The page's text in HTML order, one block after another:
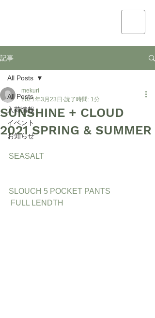
記事
All Posts
入荷情報
イベント
お知らせ
All Posts
SUNSHINE + CLOUD
2021 SPRING & SUMMER
mekuri
2021年3月23日 読了時間: 1分
SEASALT
SLOUCH 5 POCKET PANTS
FULL LENDTH